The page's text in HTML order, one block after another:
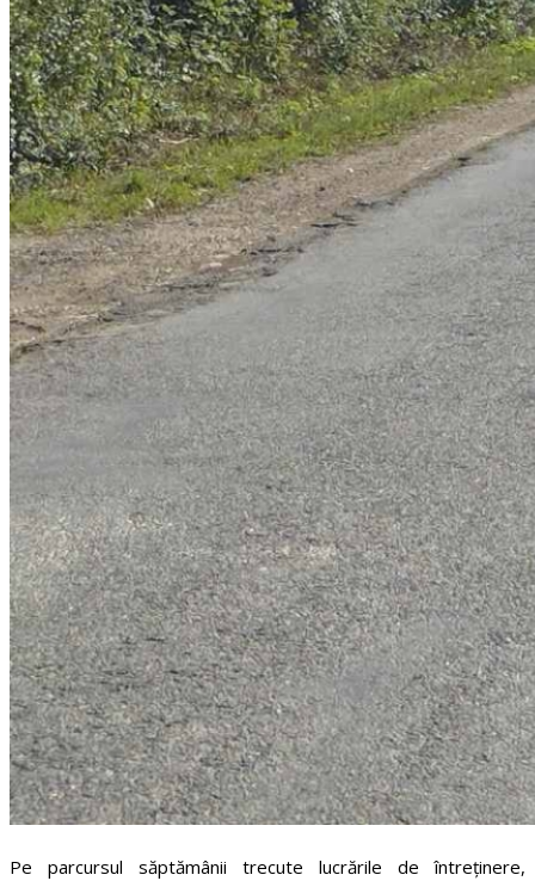
Pe parcursul săptămânii trecute lucrările de întreținere,